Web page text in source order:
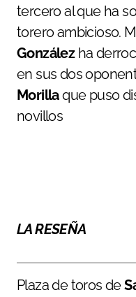
tercero al que ha
torero ambicioso.
González ha
en sus dos
Morillaque puso
novillos
LA RESEÑA
Plaza de toros de